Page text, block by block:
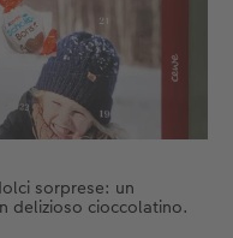
sorprese: un
delizioso cioccolatino.